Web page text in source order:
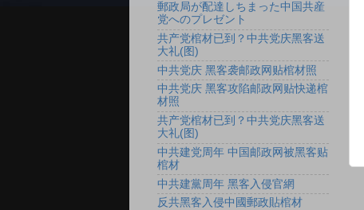
郵政局が配達しちまった中国共産
党へのプレゼント
共产党棺材已到？中共党庆黑客送
大礼(图)
中共党庆 黑客袭邮政网贴棺材照
中共党庆 黑客攻陷邮政网贴快递棺
材照
共产党棺材已到？中共党庆黑客送
大礼(图)
中共建党周年 中国邮政网被黑客贴
棺材
中共建黨周年 黑客入侵官網
反共黑客入侵中國郵政貼棺材